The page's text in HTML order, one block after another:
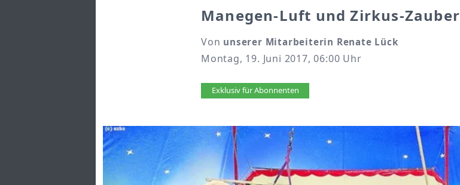
Manegen-Luft und Zirkus-Zauber
Von unserer Mitarbeiterin Renate Lück
Montag, 19. Juni 2017, 06:00 Uhr
Artikel vorlesen
Exklusiv für Abonnenten